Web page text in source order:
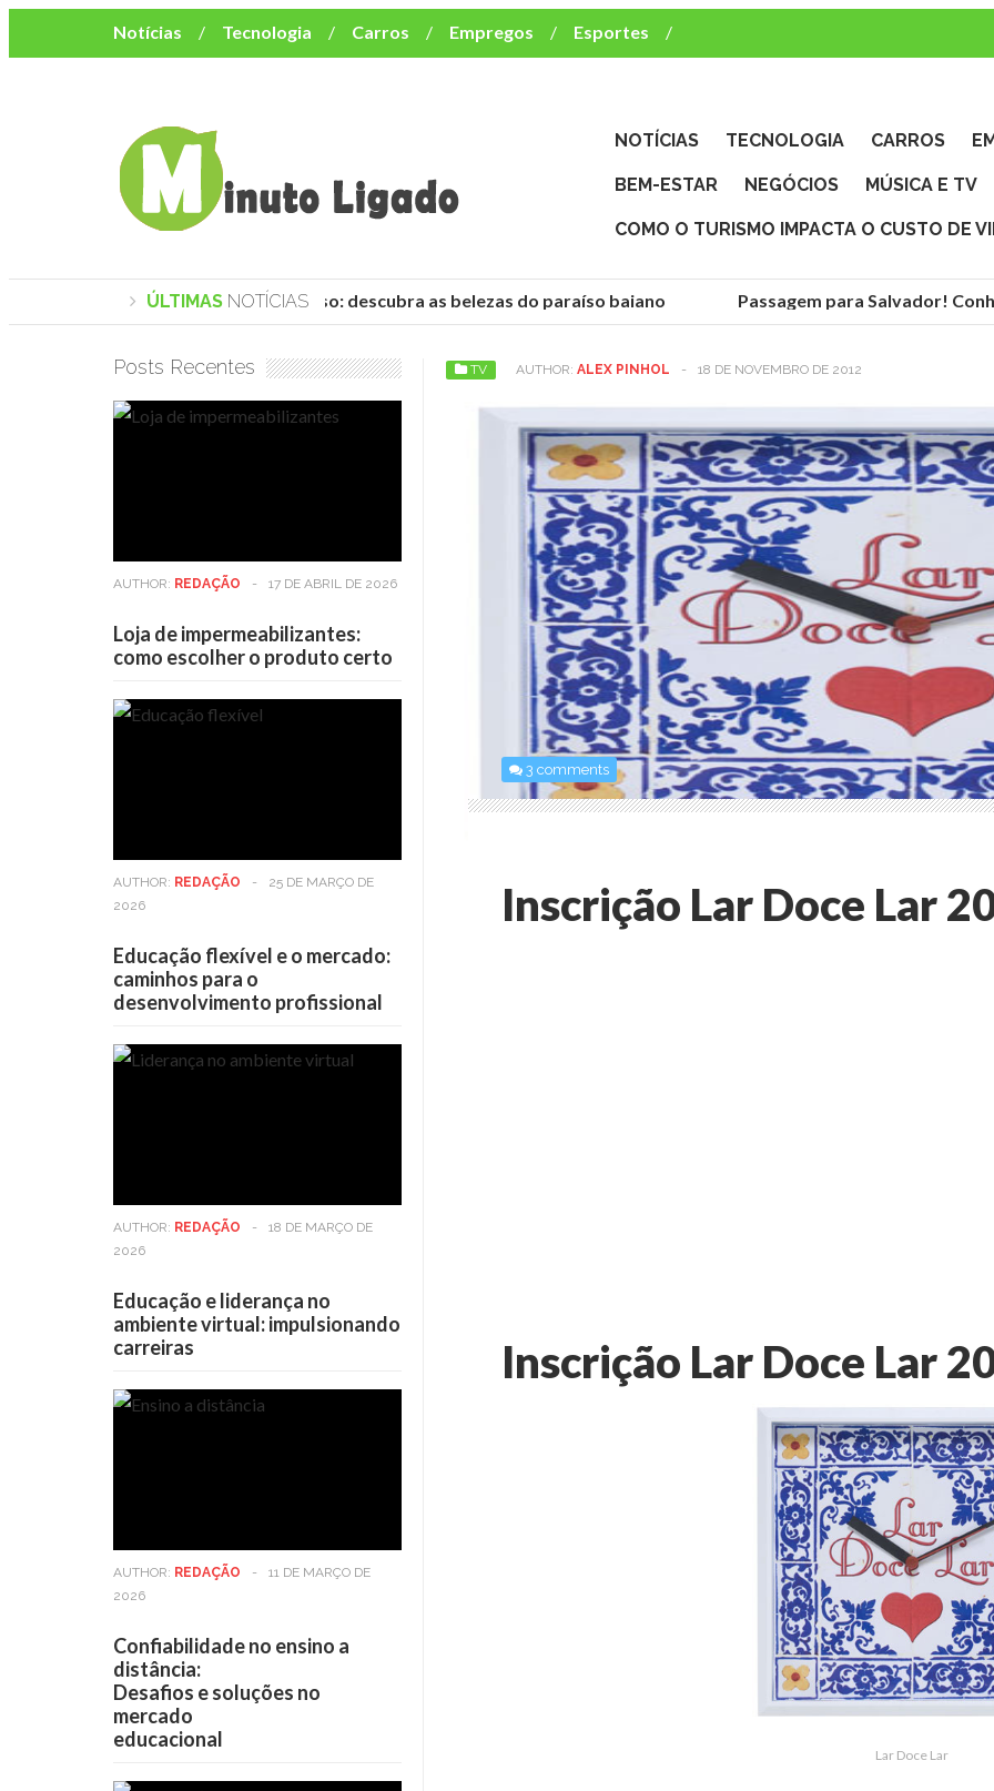
Notícias Tecnologia Carros Empregos
Esportes
Mulher
Bem-Estar Negócios
Música e TV
NOTÍCIAS TECNOLOGIA CARROS
BEM-ESTAR NEGÓCIOS MÚSICA E TV
COMO O TURISMO IMPACTA O CUSTO DE
ÚLTIMAS NOTÍCIAS
Praias de Trancoso: descubra as belezas do paraíso baiano Passagem para Salvador!
TV AUTHOR: ALEX PINHOL - 18 DE NOVEMBRO DE 2012
3 comments
Inscrição Lar Doce Lar
Inscrição Lar Doce Lar
Lar Doce Lar
Posts Recentes
AUTHOR: REDAÇÃO - 17 DE ABRIL DE 2026
Loja de impermeabilizantes:
como escolher o produto certo
AUTHOR: REDAÇÃO -
25 DE MARÇO DE
2026
Educação flexível e o mercado:
caminhos para o
desenvolvimento profissional
AUTHOR: REDAÇÃO -
18 DE MARÇO DE
2026
Educação e liderança no
ambiente virtual: impulsionando
carreiras
AUTHOR: REDAÇÃO -
11 DE MARÇO DE
2026
Confiabilidade no ensino a
distância:
Desafios e soluções no
mercado
educacional